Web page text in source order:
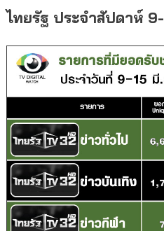
ไทยรัฐ ประจำสัปดาห์